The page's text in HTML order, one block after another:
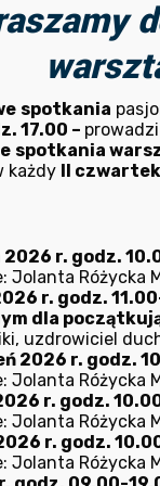
wytwarza
przy
dolegliwości
woskowinę
równowagi,
nosa, chorobami
i wzmożonymi
(bóle
spotkania
17.00 –
spotkania
każdy II
r. godz.
Jolanta Różycka
r. godz.
dla
uzdrowiciel
2026 r. godz.
Jolanta Różycka
r. godz.
Jolanta Różycka
r. godz.
Jolanta Różycka